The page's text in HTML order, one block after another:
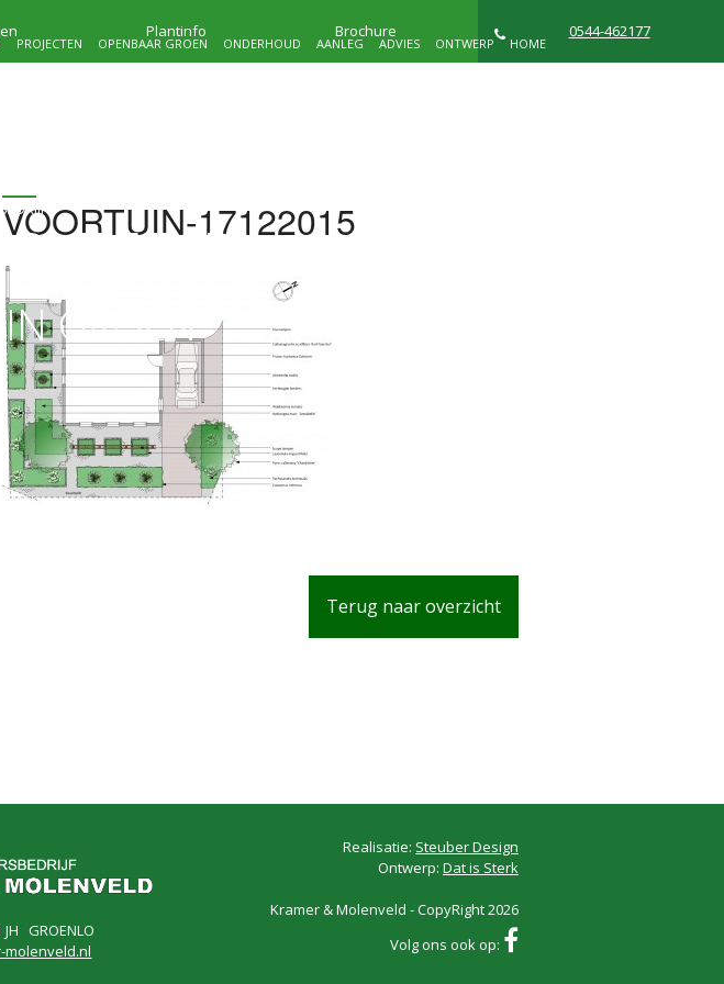
IN GROEN
HOME
ONTWERP
ADVIES
AANLEG
ONDERHOUD
OPENBAAR GROEN
PROJECTEN
Plantinfo Brochure 0544-462177
VOORTUIN-17122015
Terug naar overzicht
GROENLO
molenveld.nl
Realisatie: Steuber Design
Ontwerp: Dat is Sterk
Kramer & Molenveld - CopyRight 2026
Volg ons ook op: